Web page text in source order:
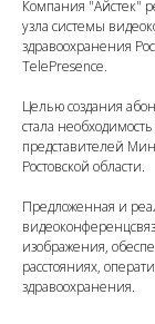
Компания "Айстек"
узла системы
здравоохранения
TelePresence.
Целью создания
стала
представителей
Ростовской области.
Предложенная и
изображения,
расстояниях,
здравоохранения.